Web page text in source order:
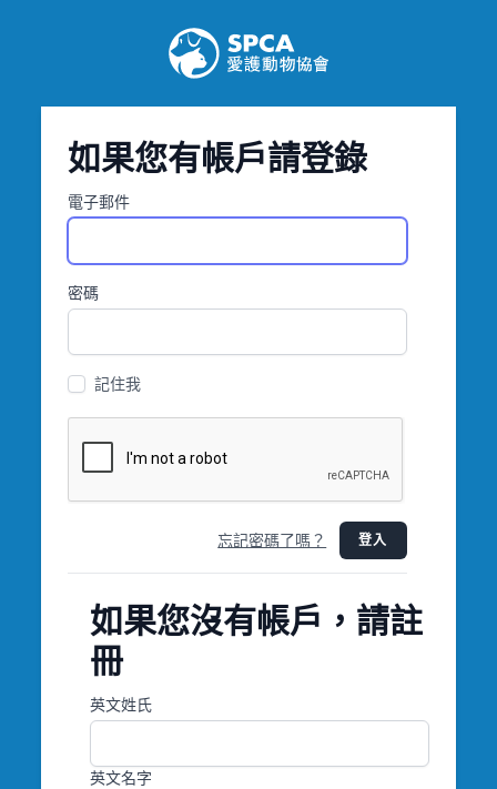
如果您有帳戶請登錄
電子郵件
密碼
記住我
忘記密碼了嗎？ 登入
如果您沒有帳戶，請註
冊
英文姓氏
英文名字